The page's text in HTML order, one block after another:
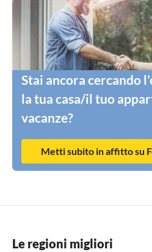
Stai ancora cercando
la tua casa/il tuo
vacanze?
Metti subito in affitto su
Le regioni migliori